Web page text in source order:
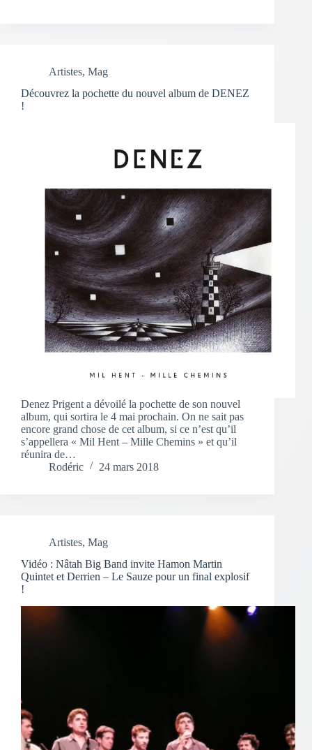
Artistes, Mag
Découvrez la pochette du nouvel album de DENEZ
!
Denez Prigent a dévoilé la pochette de son nouvel
album, qui sortira le 4 mai prochain. On ne sait pas
encore grand chose de cet album, si ce n’est qu’il
s’appellera « Mil Hent – Mille Chemins » et qu’il
réunira de…
Rodéric
24 mars 2018
Artistes, Mag
Vidéo : Nâtah Big Band invite Hamon Martin
Quintet et Derrien – Le Sauze pour un final explosif
!